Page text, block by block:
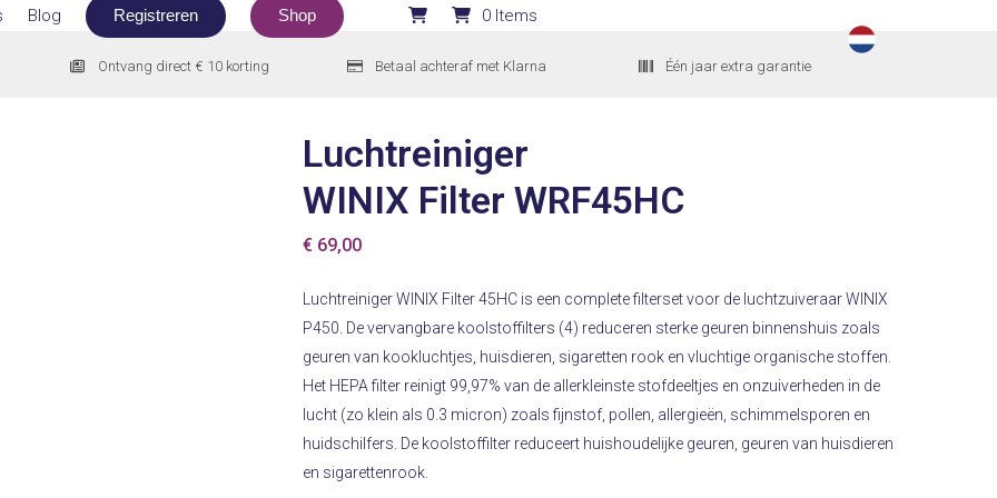
Blog Registreren Shop 0 Items
Ontvang direct € 10 korting Betaal achteraf met Klarna Één jaar extra garantie
Luchtreiniger
WINIX Filter WRF45HC
€69,00
Luchtreiniger WINIX Filter 45HC is een complete filterset voor de luchtzuiveraar WINIX
P450. De vervangbare koolstoffilters (4) reduceren sterke geuren binnenshuis zoals
geuren van kookluchtjes, huisdieren, sigaretten rook en vluchtige organische stoffen.
Het HEPA filter reinigt 99,97% van de allerkleinste stofdeeltjes en onzuiverheden in de
lucht (zo klein als 0.3 micron) zoals fijnstof, pollen, allergieën, schimmelsporen en
huidschilfers. De koolstoffilter reduceert huishoudelijke geuren, geuren van huisdieren
en sigarettenrook.